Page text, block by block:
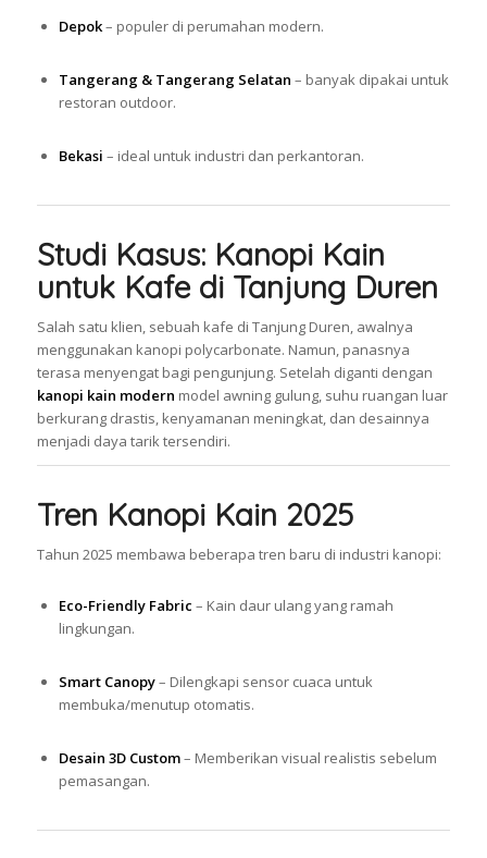
Depok– populer di perumahan modern.
Tangerang & Tangerang Selatan – banyak dipakai untuk
restoran outdoor.
Bekasi – ideal untuk industri dan perkantoran.
Studi Kasus: Kanopi Kain
untuk Kafe di Tanjung Duren
Salah satu klien, sebuah kafe di Tanjung Duren, awalnya
menggunakan kanopi polycarbonate. Namun, panasnya
terasa menyengat bagi pengunjung. Setelah diganti dengan
kanopi kain modern model awning gulung, suhu ruangan luar
berkurang drastis, kenyamanan meningkat, dan desainnya
menjadi daya tarik tersendiri.
Tren Kanopi Kain 2025
Tahun 2025 membawa beberapa tren baru di industri kanopi:
Eco-Friendly Fabric – Kain daur ulang yang ramah
lingkungan.
Smart Canopy– Dilengkapi sensor cuaca untuk
membuka/menutup otomatis.
Desain 3D Custom– Memberikan visual realistis sebelum
pemasangan.